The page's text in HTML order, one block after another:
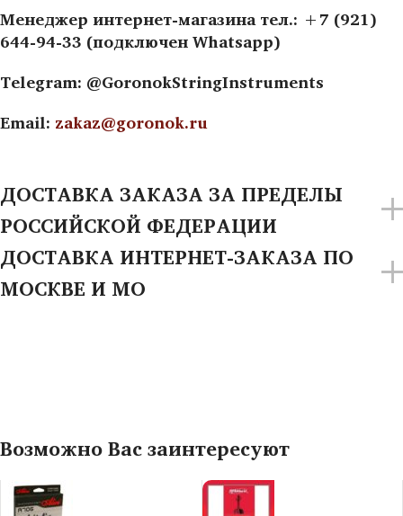
Менеджер интернет-магазина тел.: +7 (921)
644-94-33 (подключен Whatsapp)
Telegram: @GoronokStringInstruments
Email: zakaz@goronok.ru
ДОСТАВКА ЗАКАЗА ЗА ПРЕДЕЛЫ
РОССИЙСКОЙ ФЕДЕРАЦИИ
ДОСТАВКА ИНТЕРНЕТ-ЗАКАЗА ПО
МОСКВЕ И МО
Возможно Вас заинтересуют